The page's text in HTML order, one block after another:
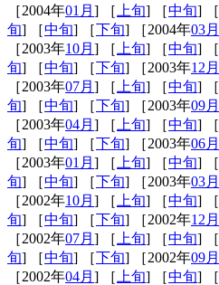
［2004年01月 ] ［ 上旬] ［中旬] ［
旬] ［中旬] ［下旬] ［2004年03月
［2003年10月 ] ［ 上旬] ［中旬] ［
旬] ［中旬] ［下旬] ［2003年12月
［2003年07月 ] ［ 上旬] ［中旬] ［
旬] ［中旬] ［下旬] ［2003年09月
［2003年04月 ] ［ 上旬] ［中旬] ［
旬] ［中旬] ［下旬] ［2003年06月
［2003年01月 ] ［ 上旬] ［中旬] ［
旬] ［中旬] ［下旬] ［2003年03月
［2002年10月 ] ［ 上旬] ［中旬] ［
旬] ［中旬] ［下旬] ［2002年12月
［2002年07月 ] ［ 上旬] ［中旬] ［
旬] ［中旬] ［下旬] ［2002年09月
［2002年04月 ] ［ 上旬] ［中旬] ［